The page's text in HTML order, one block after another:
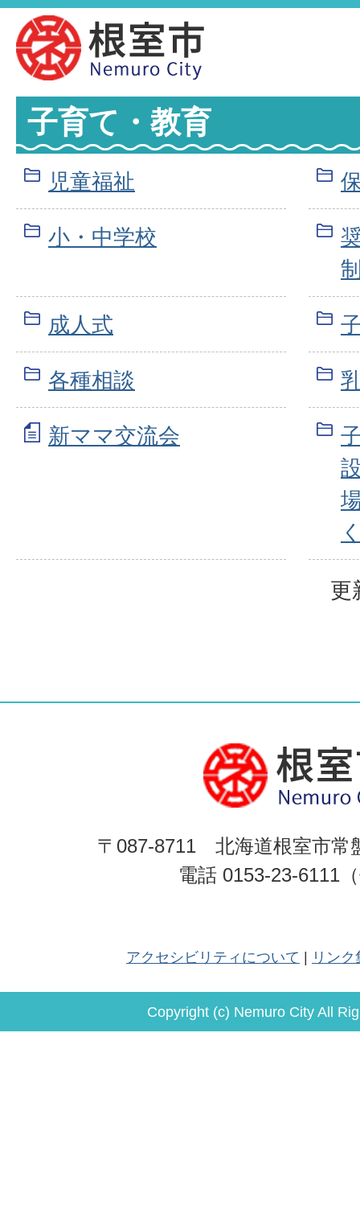
子育て・教育
児童福祉
小・中学校
成人式
各種相談
新ママ交流会
更
〒087-8711 北海道根室市常
電話 0153-23-6111
アクセシビリティについて リンク
Copyright (c) Nemuro City All